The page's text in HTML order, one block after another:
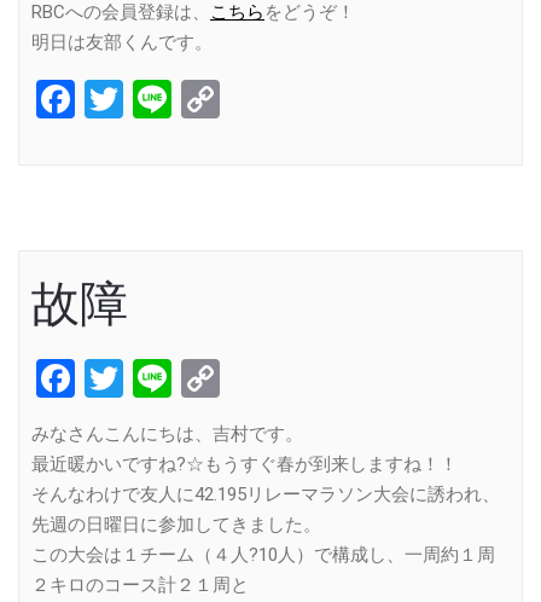
RBCへの会員登録は、
こちら をどうぞ！
明日は友部くんです。
Facebook
Twitter
Line
故障
Facebook
Twitter
Line
Link
みなさんこんにちは、吉村です。
最近暖かいですね?☆もうすぐ春が到来しますね！！
そんなわけで友人に42.195リレーマラソン大会に誘われ、
先週の日曜日に参加してきました。
この大会は１チーム（４人?10人）で構成し、一周約１周
２キロのコース計２１周と